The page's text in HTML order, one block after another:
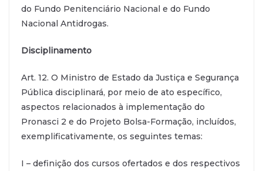
do Fundo Penitenciário Nacional e do Fundo
Nacional Antidrogas.
Disciplinamento
Art. 12. O Ministro de Estado da Justiça e Segurança
Pública disciplinará, por meio de ato específico,
aspectos relacionados à implementação do
Pronasci 2 e do Projeto Bolsa-Formação, incluídos,
exemplificativamente, os seguintes temas:
I – definição dos cursos ofertados e dos respectivos